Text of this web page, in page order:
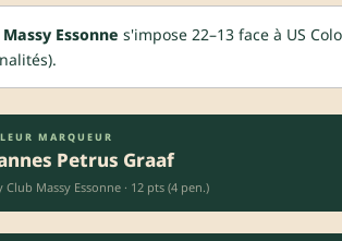
Essonne s'impose 22–13 face à US
MARQUEUR
Petrus Graaf
Club Massy Essonne · 12 pts (4 pen.)